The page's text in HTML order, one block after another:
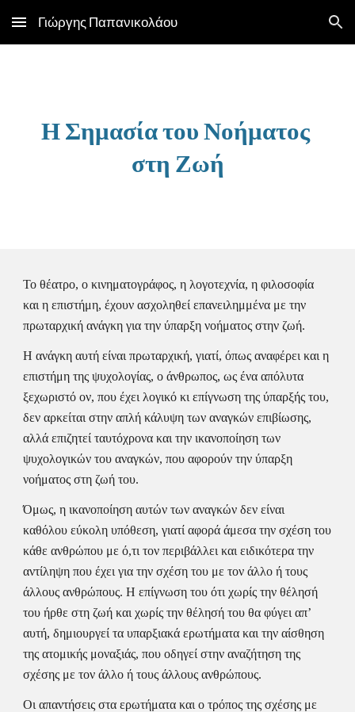
Skip to main content Skip to navigation
Γιώργης Παπανικολάου
Η Σημασία του Νοήματος
στη Ζωή
Το θέατρο, ο κινηματογράφος, η λογοτεχνία, η φιλοσοφία
και η επιστήμη, έχουν ασχοληθεί επανειλημμένα με την
πρωταρχική ανάγκη για την ύπαρξη νοήματος στην ζωή.
Η ανάγκη αυτή είναι πρωταρχική, γιατί, όπως αναφέρει και η
επιστήμη της ψυχολογίας, ο άνθρωπος, ως ένα απόλυτα
ξεχωριστό ον, που έχει λογικό κι επίγνωση της ύπαρξής του,
δεν αρκείται στην απλή κάλυψη των αναγκών επιβίωσης,
αλλά επιζητεί ταυτόχρονα και την ικανοποίηση των
ψυχολογικών του αναγκών, που αφορούν την ύπαρξη
νοήματος στη ζωή του.
Όμως, η ικανοποίηση αυτών των αναγκών δεν είναι
καθόλου εύκολη υπόθεση, γιατί αφορά άμεσα την σχέση του
κάθε ανθρώπου με ό,τι τον περιβάλλει και ειδικότερα την
αντίληψη που έχει για την σχέση του με τον άλλο ή τους
άλλους ανθρώπους. Η επίγνωση του ότι χωρίς την θέλησή
του ήρθε στη ζωή και χωρίς την θέλησή του θα φύγει απ’
αυτή, δημιουργεί τα υπαρξιακά ερωτήματα και την αίσθηση
της ατομικής μοναξιάς, που οδηγεί στην αναζήτηση της
σχέσης με τον άλλο ή τους άλλους ανθρώπους.
Οι απαντήσεις στα ερωτήματα και ο τρόπος της σχέσης με